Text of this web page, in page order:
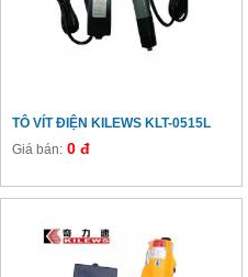
TÔ VÍT ĐIỆN KILEWS KLT-0515L
Giá bán:0 đ